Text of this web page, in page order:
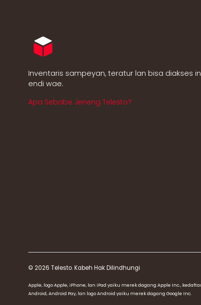
Inventaris sampeyan, teratur lan bisa diakses
endi wae.
Apa Sebabe Jeneng Telesto?
© 2026 Telesto. Kabeh Hak Dilindhungi
Apple, logo Apple, iPhone, lan iPad yaiku merek dagang Apple Inc.,
Android, Android Pay, lan logo Android yaiku merek dagang Google Inc.